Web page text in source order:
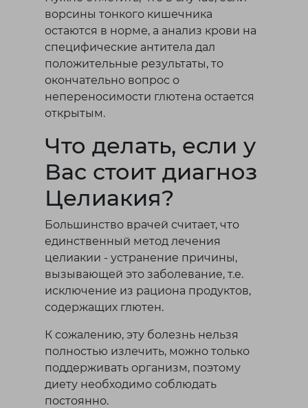
ворсины тонкого кишечника
остаются в норме, а анализ крови на
специфические антитела дал
положительные результаты, то
окончательно вопрос о
непереносимости глютена остается
открытым.
Что делать, если у
Вас стоит диагноз
Целиакия?
Большинство врачей считает, что
единственный метод лечения
целиакии - устранение причины,
вызывающей это заболевание, т.е.
исключение из рациона продуктов,
содержащих глютен.
К сожалению, эту болезнь нельзя
полностью излечить, можно только
поддерживать организм, поэтому
диету необходимо соблюдать
постоянно.